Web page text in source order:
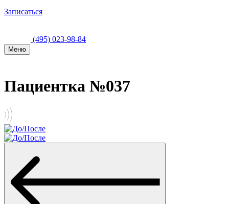
Записаться
(495) 023-98-84
Меню
Пациентка №037